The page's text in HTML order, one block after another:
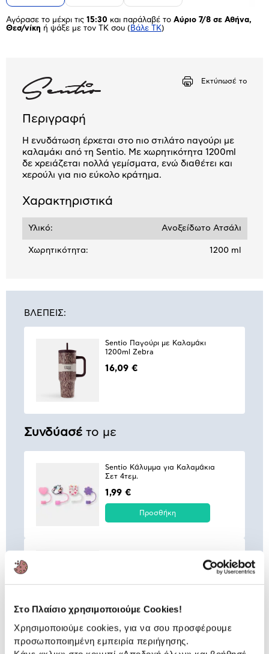
Στο Πλαίσιο χρησιμοποιούμε Cookies!
Χρησιμοποιούμε cookies, για να σου προσφέρουμε
προσωποποιημένη εμπειρία περιήγησης.
Αγόρασε το μέχρι τις 15:30 και παράλαβέ το Αύριο 7/8 σε Αθήνα,
Θεσ/νίκη ή ψάξε με τον ΤΚ σου ( Βάλε ΤΚ)
Εκτύπωσέ το
Περιγραφή
Η ενυδάτωση έρχεται στο πιο στιλάτο παγούρι με
καλαμάκι από τη Sentio. Με χωρητικότητα 1200ml
δε χρειάζεται πολλά γεμίσματα, ενώ διαθέτει και
χερούλι για πιο εύκολο κράτημα.
Χαρακτηριστικά
Υλικό: Ανοξείδωτο Ατσάλι
Χωρητικότητα: 1200 ml
ΒΛΕΠΕΙΣ:
Sentio Παγούρι με Καλαμάκι
1200ml Zebra
16,09 €
Συνδύασέ το με
Sentio Κάλυμμα για Καλαμάκια
Σετ 4τεμ.
1,99 €
Προσθήκη
Sentio Κάλυμμα για Καλαμάκια
Σετ 4τεμ.